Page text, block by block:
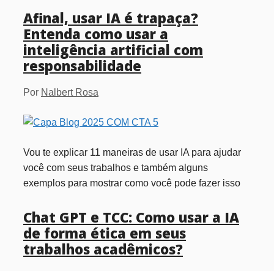
Afinal, usar IA é trapaça?
Entenda como usar a
inteligência artificial com
responsabilidade
Por Nalbert Rosa
Vou te explicar 11 maneiras de usar IA para ajudar
você com seus trabalhos e também alguns
exemplos para mostrar como você pode fazer isso
Chat GPT e TCC: Como usar a IA
de forma ética em seus
trabalhos acadêmicos?